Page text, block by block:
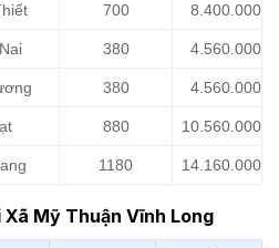
700 8.400.000
380 4.560.000
380 4.560.000
880 10.560.000
1180 14.160.000
Mỹ Thuận Vĩnh Long